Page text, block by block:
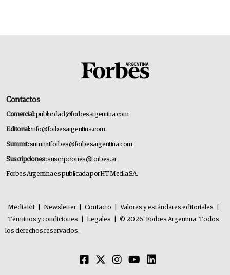
Contactos
Comercial:publicidad@forbesargentina.com
Editorial:info@forbesargentina.com
Summit:summitforbes@forbesargentina.com
Suscripciones:suscripciones@forbes.ar
Forbes Argentina es publicada por HT Media SA.
MediaKit Newsletter Contacto Valores y estándares editoriales
Términos y condiciones
Legales
© 2026. Forbes Argentina. Todos
los derechos reservados.